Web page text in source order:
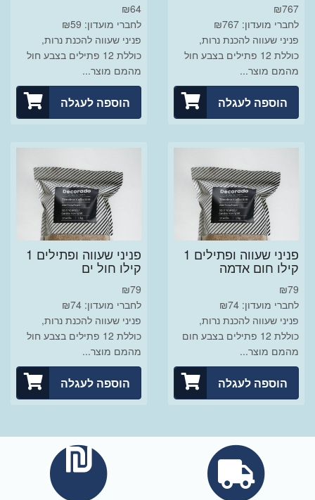
₪767
לחברי מועדון: ₪767
פניני שעווה להכנת נרות,
כוללת 12 פתילים בצבע חול
מהמם מוצר...
הוספה לעגלה
₪64
לחברי מועדון: ₪59
פניני שעווה להכנת נרות,
כוללת 12 פתילים בצבע חול
מהמם מוצר...
הוספה לעגלה
פניני שעווה ופתילים 1
קילו חום אדמה
₪79
לחברי מועדון: ₪74
פניני שעווה להכנת נרות,
כוללת 12 פתילים בצבע חום
מהמם מוצר...
הוספה לעגלה
פניני שעווה ופתילים 1
קילו חול ים
₪79
לחברי מועדון: ₪74
פניני שעווה להכנת נרות,
כוללת 12 פתילים בצבע חול
מהמם מוצר...
הוספה לעגלה